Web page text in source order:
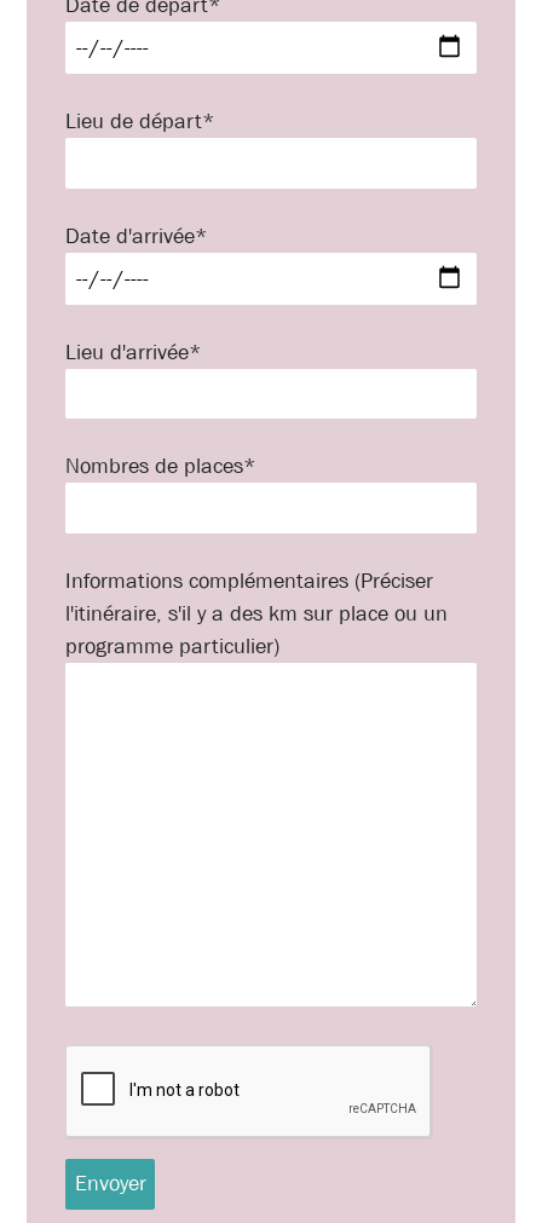
Lieu de départ*
Date d'arrivée*
Lieu d'arrivée*
Nombres de places*
Informations complémentaires (Préciser
l'itinéraire, s'il y a des km sur place ou un
programme particulier)